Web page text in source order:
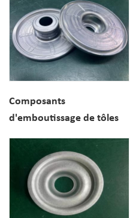
de moteur
d'emboutissage en métal
Composants
d'emboutissage de tôles